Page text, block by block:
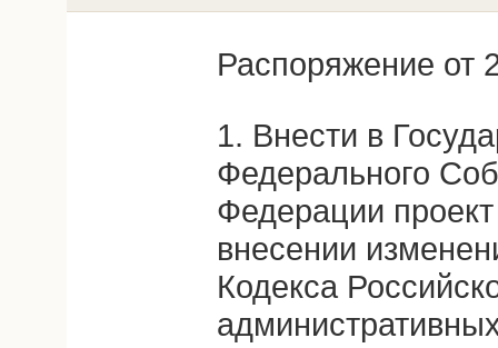
Распоряжение от
1. Внести в
Федерального
Федерации
внесении
Кодекса